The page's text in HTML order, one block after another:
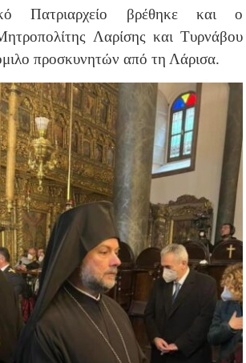
Πατριαρχείο βρέθηκε και ο
Λαρίσης και Τυρνάβου
προσκυνητών από τη Λάρισα.